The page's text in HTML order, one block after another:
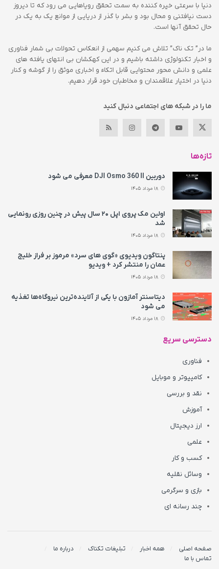
دنیا با سرعتی خیره کننده به سمت تحقق رویاهایی می رود که تا دیروز
دست نیافتنی و محال بود و بشر با گذر از دریایی از موانع یک به یک در
حال تحقق آنها است.
ما در” تک ناک” تلاش می کنیم سهمی از انعکاس تحولات بی شمار فناوری
و اخبار تکنولوژی داشته باشیم و در این کهکشان بی انتهای یافته های
علمی و دانش محور محتوایی قابل اتکاء و اخباری موثق را از گوشه و کنار
دنیا در اختیار علاقمندان و مخاطبان خود قرار دهیم.
ما را در شبکه های اجتماعی دنبال کنید
تازه‌ها
دوربین DJI Osmo 360 II معرفی می‌ شود
اولین مک پروی اپل ۲۰ سال پیش در چنین روزی رونمایی
شد
پنتاگون ویدیوی «گوی های سرد» مرموز بر فراز خلیج
عمان را منتشر کرد + ویدیو
دیتاسنتر آمازون با یکی از آلاینده‌ترین نیروگاه‌ها تغذیه
می‌ شود
دسترسی سریع
فناوری
کامپیوتر و موبایل
نقد و بررسی
آموزش
ارز دیجیتال
علمی
کسب و کار
وسائل نقلیه
بازی و سرگرمی
چند رسانه ای
صفحه اصلی همه اخبار تبلیغات تکناک
درباره ما
تماس با ما